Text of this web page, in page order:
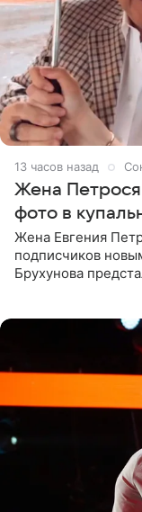
13 часов назад
Жена
фото в
Жена Евгения
подписчиков
Брухунова